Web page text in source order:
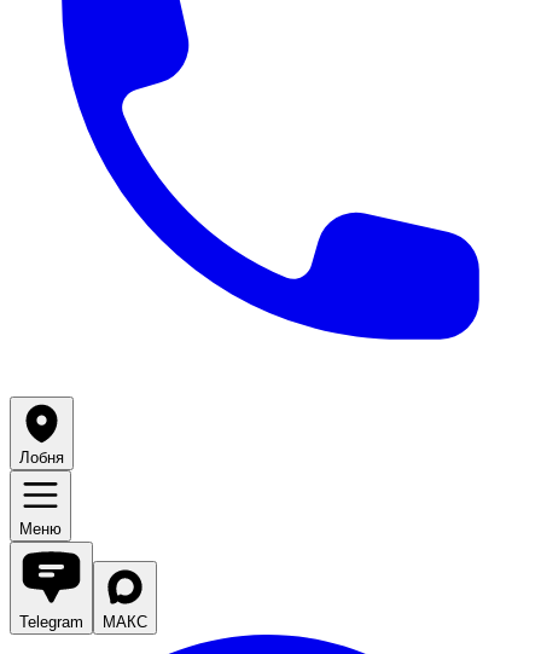
Лобня
Меню
Telegram МАКС